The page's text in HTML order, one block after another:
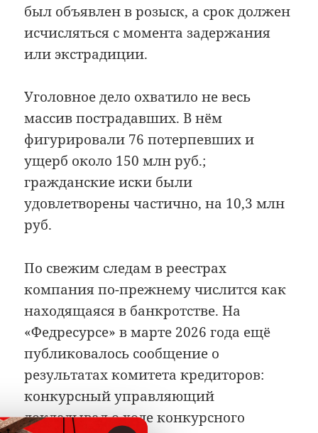
был объявлен в розыск, а срок должен
исчисляться с момента задержания
или экстрадиции.
Уголовное дело охватило не весь
массив пострадавших. В нём
фигурировали 76 потерпевших и
ущерб около 150 млн руб.;
гражданские иски были
удовлетворены частично, на 10,3 млн
руб.
По свежим следам в реестрах
компания по-прежнему числится как
находящаяся в банкротстве. На
«Федресурсе» в марте 2026 года ещё
публиковалось сообщение о
результатах комитета кредиторов:
конкурсный управляющий
докладывал о ходе конкурсного